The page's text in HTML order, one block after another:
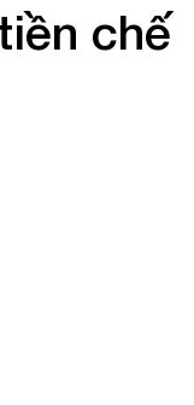
chế